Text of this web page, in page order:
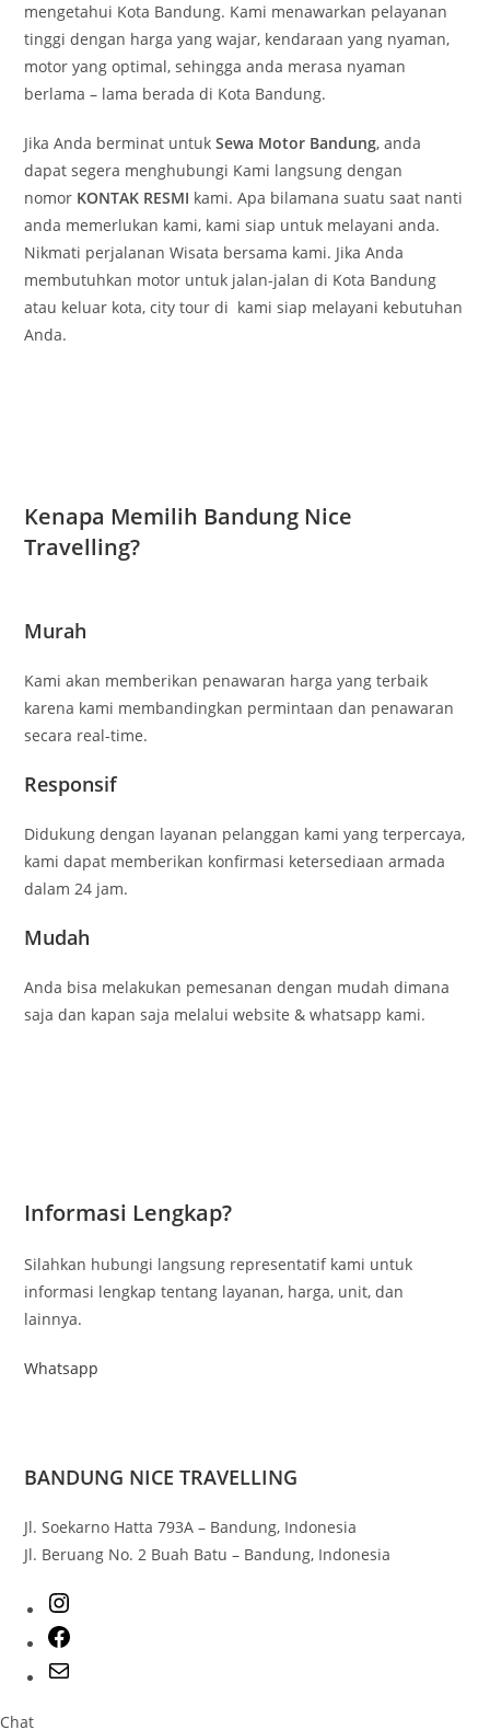
mengetahui Kota Bandung. Kami menawarkan pelayanan
tinggi dengan harga yang wajar, kendaraan yang nyaman,
motor yang optimal, sehingga anda merasa nyaman
berlama – lama berada di Kota Bandung.
Jika Anda berminat untukSewa Motor Bandung, anda
dapat segera menghubungi Kami langsung dengan
nomor KONTAK RESMI kami. Apa bilamana suatu saat nanti
anda memerlukan kami, kami siap untuk melayani anda.
Nikmati perjalanan Wisata bersama kami. Jika Anda
membutuhkan motor untuk jalan-jalan di Kota Bandung
atau keluar kota, city tour di kami siap melayani kebutuhan
Anda.
Kenapa Memilih Bandung Nice
Travelling?
Murah
Kami akan memberikan penawaran harga yang terbaik
karena kami membandingkan permintaan dan penawaran
secara real-time.
Responsif
Didukung dengan layanan pelanggan kami yang terpercaya,
kami dapat memberikan konfirmasi ketersediaan armada
dalam 24 jam.
Mudah
Anda bisa melakukan pemesanan dengan mudah dimana
saja dan kapan saja melalui website & whatsapp kami.
Informasi Lengkap?
Silahkan hubungi langsung representatif kami untuk
informasi lengkap tentang layanan, harga, unit, dan
lainnya.
Whatsapp
BANDUNG NICE TRAVELLING
Jl. Soekarno Hatta 793A – Bandung, Indonesia
Jl. Beruang No. 2 Buah Batu – Bandung, Indonesia
Chat